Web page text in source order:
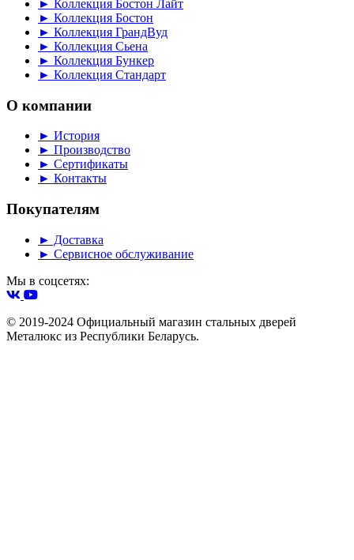
► Коллекция Бостон Лайт
► Коллекция Бостон
► Коллекция ГрандВуд
► Коллекция Сьена
► Коллекция Бункер
► Коллекция Стандарт
О компании
► История
► Производство
► Сертификаты
► Контакты
Покупателям
► Доставка
► Сервисное обслуживание
Мы в соцсетях:
© 2019-2024 Официальный магазин стальных дверей
Металюкс из Республики Беларусь.